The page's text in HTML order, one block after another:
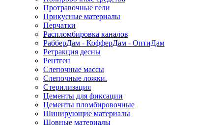
Протравочные гели
Прикусные материалы
Перчатки
Распломбировка каналов
РабберДам - КофферДам - ОптиДам
Ретракция десны
Рентген
Слепочные массы
Слепочные ложки.
Стерилизация
Цементы для фиксации
Цементы пломбировочные
Шинирующие материалы
Шовные материалы